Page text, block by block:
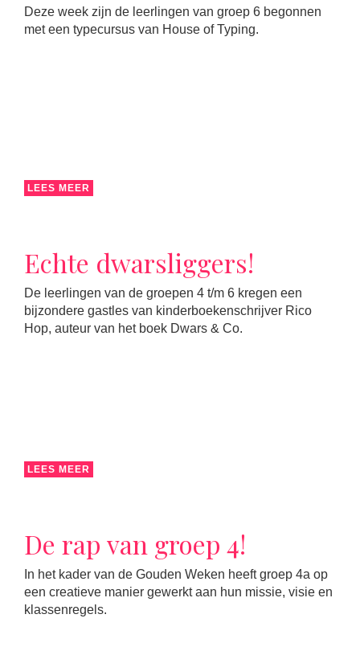
Deze week zijn de leerlingen van groep 6 begonnen
met een typecursus van House of Typing.
LEES MEER
Echte dwarsliggers!
De leerlingen van de groepen 4 t/m 6 kregen een
bijzondere gastles van kinderboekenschrijver Rico
Hop, auteur van het boek Dwars & Co.
LEES MEER
De rap van groep 4!
In het kader van de Gouden Weken heeft groep 4a op
een creatieve manier gewerkt aan hun missie, visie en
klassenregels.